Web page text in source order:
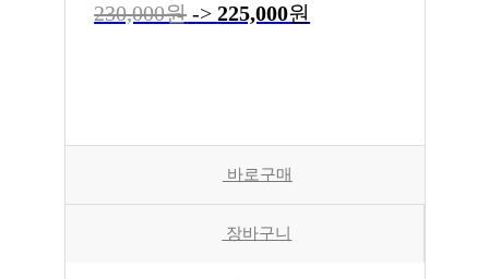
230,000원 ->225,000원
바로구매
장바구니